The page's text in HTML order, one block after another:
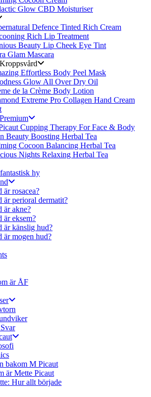
Glow CBD Moisturiser
Defence Tinted Rich Cream
Rich Lip Treatment
Beauty Lip Cheek Eye Tint
Glam Mascara
Effortless Body Peel Mask
Glow All Over Dry Oil
de la Crème Body Lotion
Extreme Pro Collagen Hand Cream
Cupping Therapy For Face & Body
Beauty Boosting Herbal Tea
Cocoon Balancing Herbal Tea
Nights Relaxing Herbal Tea
hy
är rosacea?
är perioral dermatit?
är akne?
är eksem?
är känslig hud?
är mogen hud?
är ÅF
bakom M Picaut
är Mette Picaut
Hur allt började